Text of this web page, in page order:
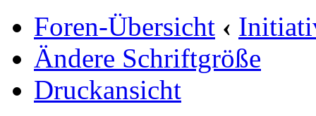
Foren-Übersicht ‹
Ändere Schriftgröße
Druckansicht